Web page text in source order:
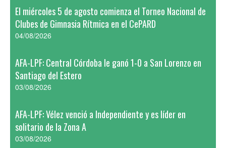
El miércoles 5 de agosto comienza el Torneo Nacional de
Clubes de Gimnasia Rítmica en el CePARD
04/08/2026
AFA-LPF: Central Córdoba le ganó 1-0 a San Lorenzo en
Santiago del Estero
03/08/2026
AFA-LPF: Vélez venció a Independiente y es líder en
solitario de la Zona A
03/08/2026